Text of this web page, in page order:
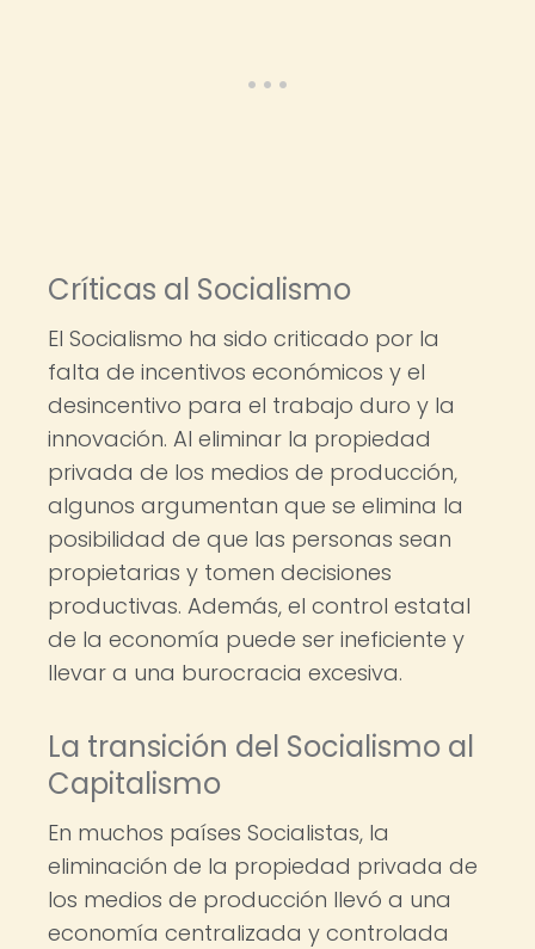
Críticas al Socialismo
El Socialismo ha sido criticado por la
falta de incentivos económicos y el
desincentivo para el trabajo duro y la
innovación. Al eliminar la propiedad
privada de los medios de producción,
algunos argumentan que se elimina la
posibilidad de que las personas sean
propietarias y tomen decisiones
productivas. Además, el control estatal
de la economía puede ser ineficiente y
llevar a una burocracia excesiva.
La transición del Socialismo al
Capitalismo
En muchos países Socialistas, la
eliminación de la propiedad privada de
los medios de producción llevó a una
economía centralizada y controlada